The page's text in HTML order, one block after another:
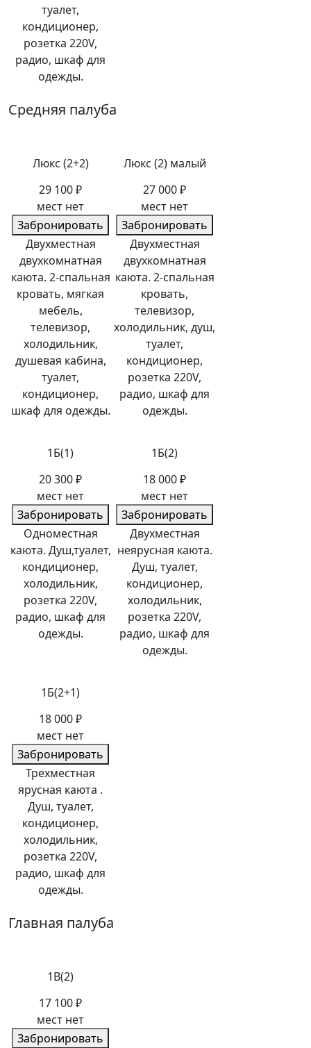
туалет,
кондиционер,
розетка 220V,
радио, шкаф для
одежды.
Средняя палуба
Люкс (2+2)
29 100 ₽
мест нет
Забронировать
Двухместная
двухкомнатная
каюта. 2-спальная
кровать, мягкая
мебель,
телевизор,
холодильник,
душевая кабина,
туалет,
кондиционер,
шкаф для одежды.
Люкс (2) малый
27 000 ₽
мест нет
Забронировать
Двухместная
двухкомнатная
каюта. 2-спальная
кровать,
телевизор,
холодильник, душ,
туалет,
кондиционер,
розетка 220V,
радио, шкаф для
одежды.
1Б(1)
20 300 ₽
мест нет
Забронировать
Одноместная
каюта. Душ,туалет,
кондиционер,
холодильник,
розетка 220V,
радио, шкаф для
одежды.
1Б(2)
18 000 ₽
мест нет
Забронировать
Двухместная
неярусная каюта.
Душ, туалет,
кондиционер,
холодильник,
розетка 220V,
радио, шкаф для
одежды.
1Б(2+1)
18 000 ₽
мест нет
Забронировать
Трехместная
ярусная каюта .
Душ, туалет,
кондиционер,
холодильник,
розетка 220V,
радио, шкаф для
одежды.
Главная палуба
1В(2)
17 100 ₽
мест нет
Забронировать